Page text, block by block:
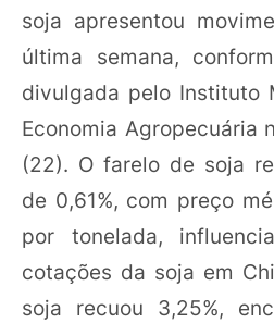
soja apresentou
última semana,
divulgada pelo Instituto
Economia Agropecuária
(22). O farelo de soja
de 0,61%, com preço
por tonelada,
cotações da soja em
soja recuou 3,25%,